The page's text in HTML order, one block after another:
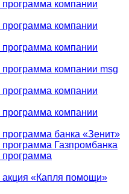
программа компании
программа компании
программа компании
программа компании msg
программа компании
программа компании
программа банка «Зенит»
программа Газпромбанка
программа
акция «Капля помощи»